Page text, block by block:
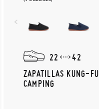
22
42
ZAPATILLAS KUNG-FU
CAMPING